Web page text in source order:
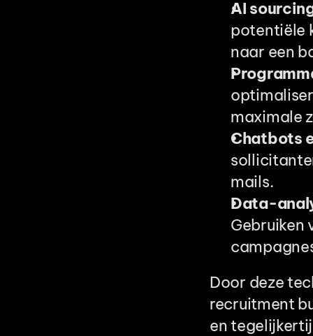
AI
potentiële
naar een
maximale
Chatbots
mails.
Data-
Gebruiken
Door deze
recruitment
en